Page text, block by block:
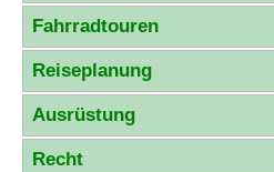
Fahrradtouren
Reiseplanung
Ausrüstung
Recht